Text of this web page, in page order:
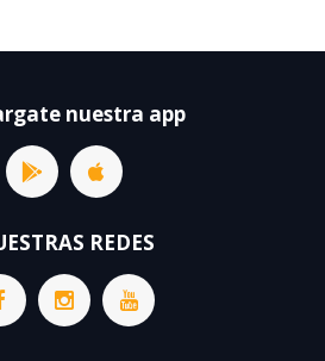
nuestra app
REDES